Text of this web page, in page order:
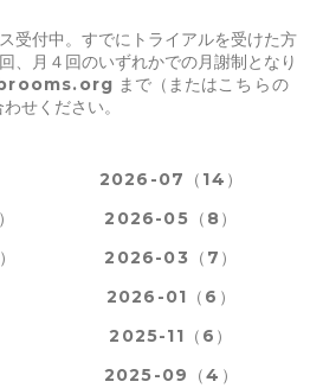
受付中。すでにトライアルを受けた方
、月４回のいずれかでの月謝制となり
まで（またはこちらの
せください。
2026-07（14）
2026-05（8）
2026-03（7）
2026-01（6）
2025-11（6）
2025-09（4）